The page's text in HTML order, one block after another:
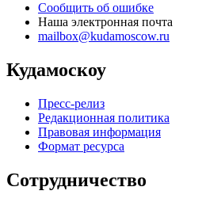
Сообщить об ошибке
Наша электронная почта
mailbox@kudamoscow.ru
Кудамоскоу
Пресс-релиз
Редакционная политика
Правовая информация
Формат ресурса
Сотрудничество